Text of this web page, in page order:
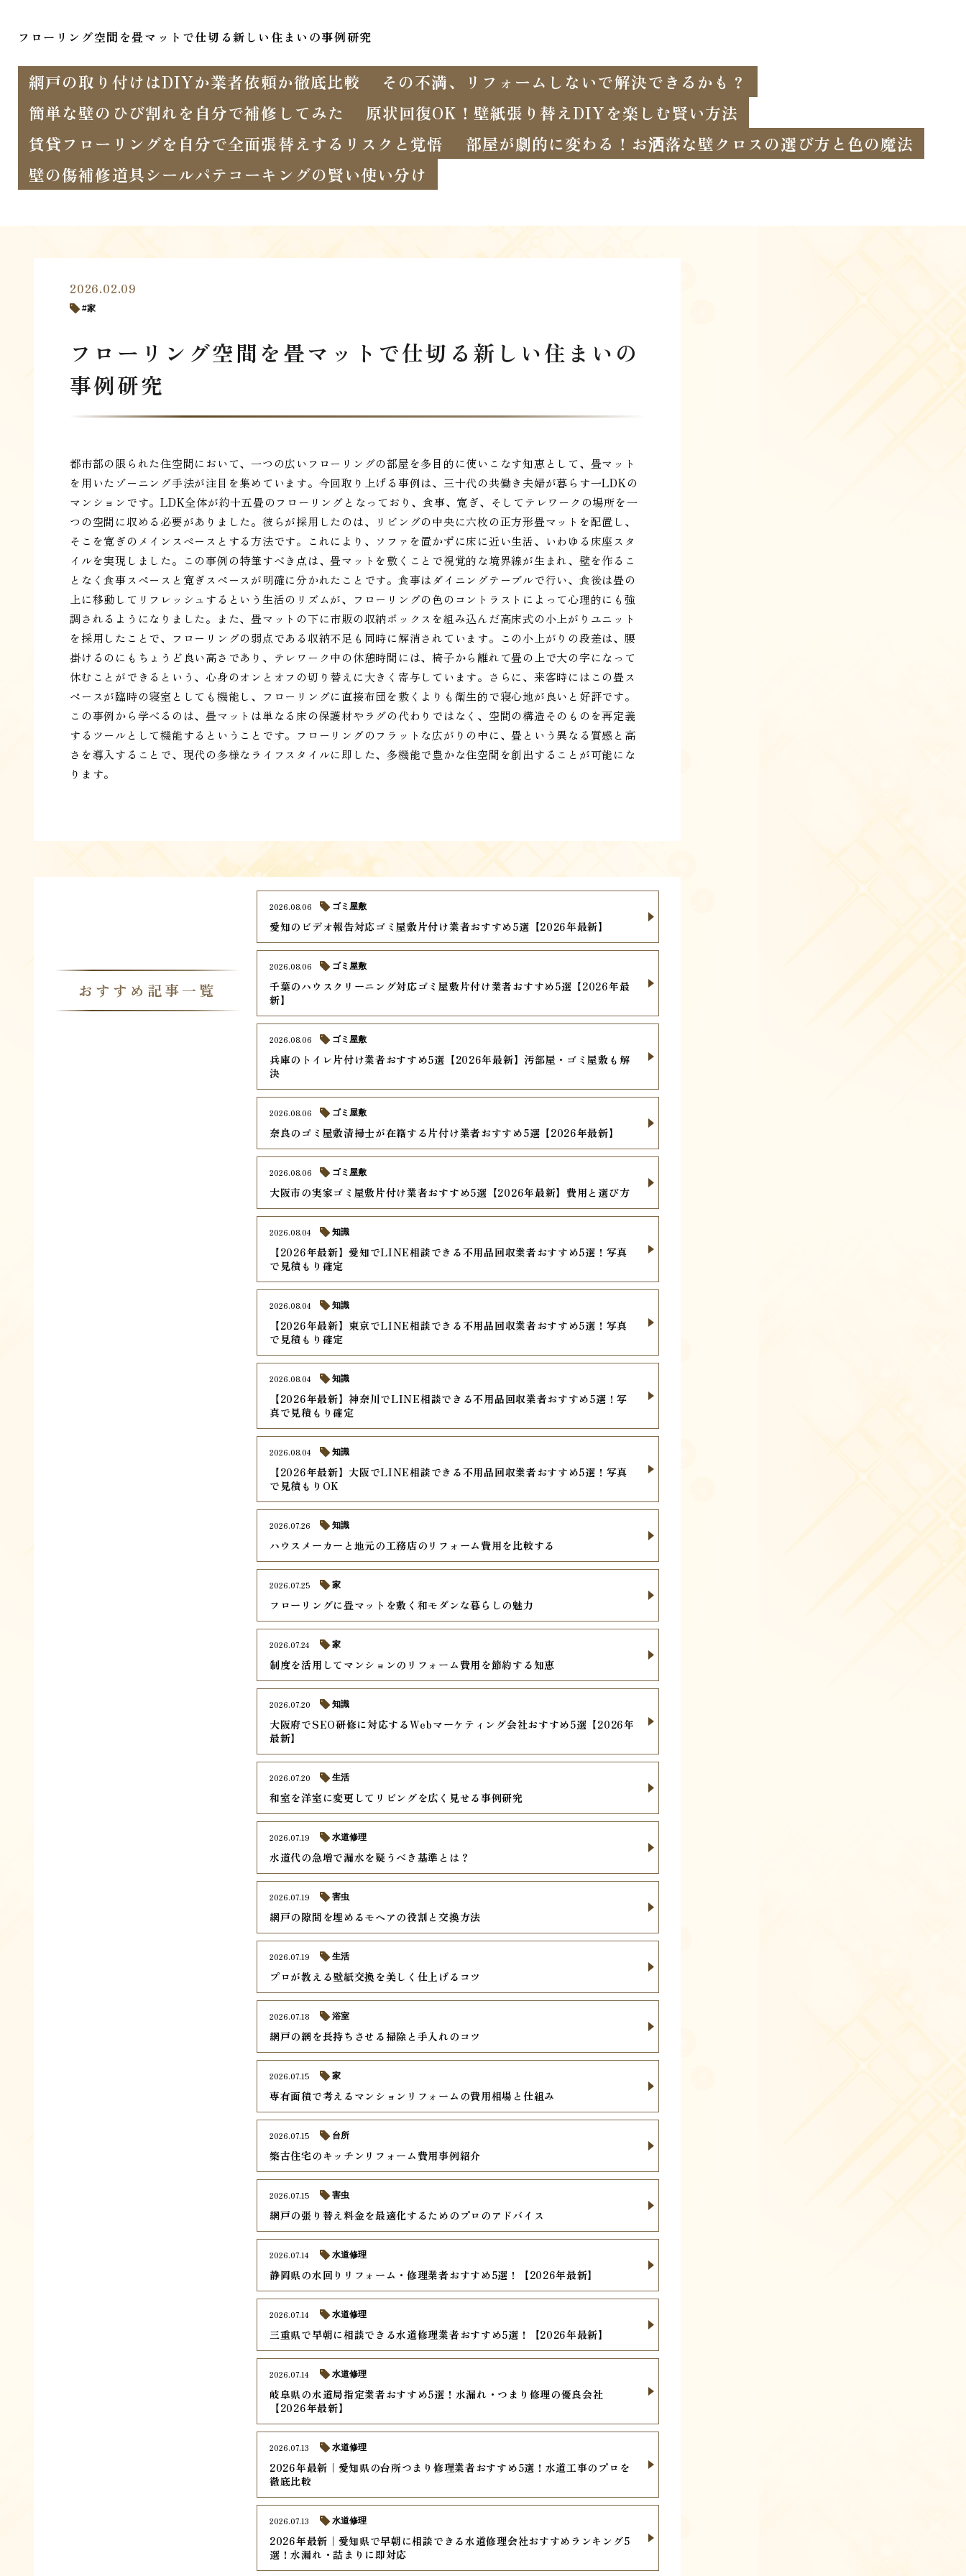
フローリング空間を畳マットで仕切る新しい住まいの事例研究
網戸の取り付けはDIYか業者依頼か徹底比較
その不満、リフォームしないで解決できるかも？
簡単な壁のひび割れを自分で補修してみた
原状回復OK！壁紙張り替えDIYを楽しむ賢い方法
賃貸フローリングを自分で全面張替えするリスクと覚悟
部屋が劇的に変わる！お洒落な壁クロスの選び方と色の魔法
壁の傷補修道具シールパテコーキングの賢い使い分け
2026.02.09
家
フローリング空間を畳マットで仕切る新しい住まいの
事例研究
都市部の限られた住空間において、一つの広いフローリングの部屋を多目的に使いこなす知恵として、畳マット
を用いたゾーニング手法が注目を集めています。今回取り上げる事例は、三十代の共働き夫婦が暮らす一LDKの
マンションです。LDK全体が約十五畳のフローリングとなっており、食事、寛ぎ、そしてテレワークの場所を一
つの空間に収める必要がありました。彼らが採用したのは、リビングの中央に六枚の正方形畳マットを配置し、
そこを寛ぎのメインスペースとする方法です。これにより、ソファを置かずに床に近い生活、いわゆる床座スタ
イルを実現しました。この事例の特筆すべき点は、畳マットを敷くことで視覚的な境界線が生まれ、壁を作るこ
となく食事スペースと寛ぎスペースが明確に分かれたことです。食事はダイニングテーブルで行い、食後は畳の
上に移動してリフレッシュするという生活のリズムが、フローリングの色のコントラストによって心理的にも強
調されるようになりました。また、畳マットの下に市販の収納ボックスを組み込んだ高床式の小上がりユニット
を採用したことで、フローリングの弱点である収納不足も同時に解消されています。この小上がりの段差は、腰
掛けるのにもちょうど良い高さであり、テレワーク中の休憩時間には、椅子から離れて畳の上で大の字になって
休むことができるという、心身のオンとオフの切り替えに大きく寄与しています。さらに、来客時にはこの畳ス
ペースが臨時の寝室としても機能し、フローリングに直接布団を敷くよりも衛生的で寝心地が良いと好評です。
この事例から学べるのは、畳マットは単なる床の保護材やラグの代わりではなく、空間の構造そのものを再定義
するツールとして機能するということです。フローリングのフラットな広がりの中に、畳という異なる質感と高
さを導入することで、現代の多様なライフスタイルに即した、多機能で豊かな住空間を創出することが可能にな
ります。
おすすめ記事一覧
愛知のビデオ報告対応ゴミ屋敷片付け業者おすすめ5選【2026年最新】
2026.08.06 ゴミ屋敷
千葉のハウスクリーニング対応ゴミ屋敷片付け業者おすすめ5選【2026年最
新】
2026.08.06 ゴミ屋敷
兵庫のトイレ片付け業者おすすめ5選【2026年最新】汚部屋・ゴミ屋敷も解
決
2026.08.06 ゴミ屋敷
奈良のゴミ屋敷清掃士が在籍する片付け業者おすすめ5選【2026年最新】
2026.08.06 ゴミ屋敷
大阪市の実家ゴミ屋敷片付け業者おすすめ5選【2026年最新】費用と選び方
2026.08.06 ゴミ屋敷
【2026年最新】愛知でLINE相談できる不用品回収業者おすすめ5選！写真
で見積もり確定
2026.08.04 知識
【2026年最新】東京でLINE相談できる不用品回収業者おすすめ5選！写真
で見積もり確定
2026.08.04 知識
【2026年最新】神奈川でLINE相談できる不用品回収業者おすすめ5選！写
真で見積もり確定
2026.08.04 知識
【2026年最新】大阪でLINE相談できる不用品回収業者おすすめ5選！写真
で見積もりOK
2026.08.04 知識
ハウスメーカーと地元の工務店のリフォーム費用を比較する
2026.07.26 知識
フローリングに畳マットを敷く和モダンな暮らしの魅力
2026.07.25 家
制度を活用してマンションのリフォーム費用を節約する知恵
2026.07.24 家
大阪府でSEO研修に対応するWebマーケティング会社おすすめ5選【2026年
最新】
2026.07.20 知識
和室を洋室に変更してリビングを広く見せる事例研究
2026.07.20 生活
水道代の急増で漏水を疑うべき基準とは？
2026.07.19 水道修理
網戸の隙間を埋めるモヘアの役割と交換方法
2026.07.19 害虫
プロが教える壁紙交換を美しく仕上げるコツ
2026.07.19 生活
網戸の網を長持ちさせる掃除と手入れのコツ
2026.07.18 浴室
専有面積で考えるマンションリフォームの費用相場と仕組み
2026.07.15 家
築古住宅のキッチンリフォーム費用事例紹介
2026.07.15 台所
網戸の張り替え料金を最適化するためのプロのアドバイス
2026.07.15 害虫
静岡県の水回りリフォーム・修理業者おすすめ5選！【2026年最新】
2026.07.14 水道修理
三重県で早朝に相談できる水道修理業者おすすめ5選！【2026年最新】
2026.07.14 水道修理
岐阜県の水道局指定業者おすすめ5選！水漏れ・つまり修理の優良会社
【2026年最新】
2026.07.14 水道修理
2026年最新｜愛知県の台所つまり修理業者おすすめ5選！水道工事のプロを
徹底比較
2026.07.13 水道修理
2026年最新｜愛知県で早朝に相談できる水道修理会社おすすめランキング5
選！水漏れ・詰まりに即対応
2026.07.13 水道修理